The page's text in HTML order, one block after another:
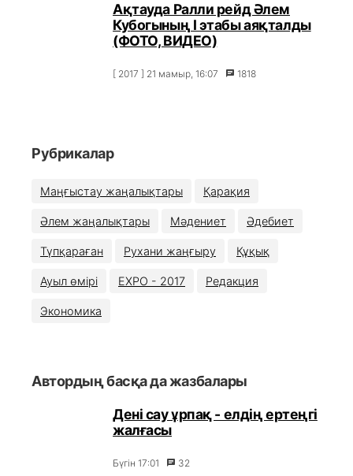
Ақтауда Ралли рейд Әлем
Кубогының I этабы аяқталды
(ФОТО, ВИДЕО)
[ 2017 ] 21 мамыр, 16:07 1818
Рубрикалар
Маңғыстау жаңалықтары Қарақия
Әлем жаңалықтары Мәдениет Әдебиет
Түпқараған Рухани жаңғыру Құқық
Ауыл өмірі EXPO - 2017 Редакция
Экономика
Автордың басқа да жазбалары
Дені сау ұрпақ - елдің ертеңгі
жалғасы
Бүгін 17:01 32